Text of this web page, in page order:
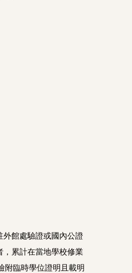
館處驗證或國內公證
，累計在當地學校修業
附臨時學位證明且載明